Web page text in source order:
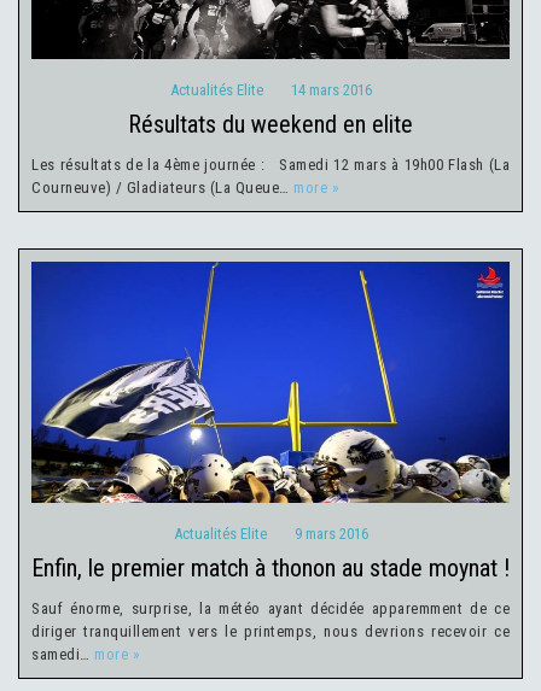
Actualités Elite 14 mars 2016
résultats du weekend en elite
Les résultats de la 4ème journée : Samedi 12 mars à 19h00 Flash (La
Courneuve) / Gladiateurs (La Queue…
more »
Actualités Elite 9 mars 2016
Actualités Elite 9 mars 2016
enfin, le premier match à thonon au stade moynat !
Sauf énorme, surprise, la météo ayant décidée apparemment de ce
diriger tranquillement vers le printemps, nous devrions recevoir ce
samedi…
more »